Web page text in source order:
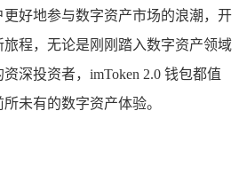
好地参与数字资产市场的浪潮，开
程，无论是刚刚踏入数字资产领域
深投资者，imToken 2.0 钱包都值
未有的数字资产体验。